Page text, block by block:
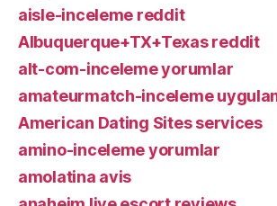
aisle-inceleme reddit
Albuquerque+TX+Texas reddit
alt-com-inceleme yorumlar
amateurmatch-inceleme
American Dating Sites services
amino-inceleme yorumlar
amolatina avis